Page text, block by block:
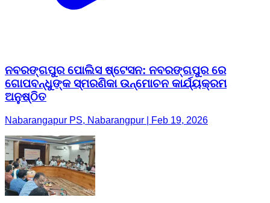
ନବରଙ୍ଗପୁର ପୋଲିସ ଷ୍ଟେସନ: ନବରଙ୍ଗପୁର ରେ
ଗୋପବନ୍ଧୁଙ୍କ ସ୍ମରଣିକା ଉନ୍ମୋଚନ କାର୍ଯ୍ୟକ୍ରମ
ଅନୁଷ୍ଠିତ
Nabarangapur PS, Nabarangpur | Feb 19, 2026